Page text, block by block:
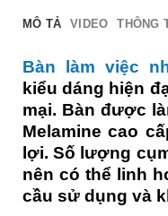
MÔ TẢ VIDEO THÔNG
Bàn làm việc
kiểu dáng hiện
mại. Bàn được
Melamine cao
lợi. Số lượng
nên có thể linh
cầu sử dụng và